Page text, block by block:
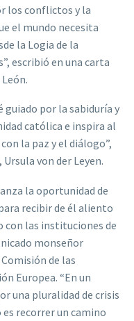
los conflictos y la
el mundo necesita
la Logia de la
escribió en una carta
guiado por la sabiduría y
católica e inspira al
la paz y el diálogo”,
von der Leyen.
la oportunidad de
recibir de él aliento
con las instituciones de
monseñor
de las
Europea. “En un
una pluralidad de crisis
recorrer un camino